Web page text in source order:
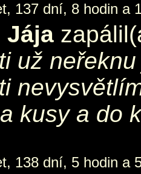
137 dní, 8 hodin a
Jája
už
kusy a do
138 dní, 5 hodin a